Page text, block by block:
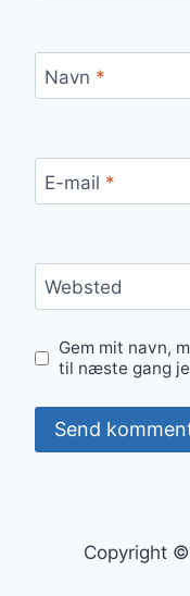
Navn *
E-mail *
Websted
Gem mit navn,
til næste gang
Copyright